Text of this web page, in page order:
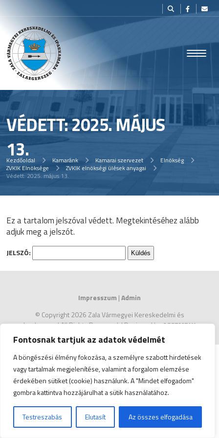
Fontosnak tartjuk az adatok védelmét
A böngészési élmény fokozása, a személyre szabott hirdetések
vagy tartalmak megjelenítése, valamint a forgalom elemzése
érdekében sütiket (cookie) használunk. A "Mindet elfogadom"
gombra kattintva hozzájárulhat a sütik használatához.
Testreszabás Elutasít Az összes elfogadása
VÉDETT: 2025. MÁJUS
13.
Kezdőoldal Kamaránk Kamarai szervezet
Elnökség
ZVKIK Elnöksége
ZVKIK elnökségi ülések anyagai
Védett: 2025. május 13.
Ez a tartalom jelszóval védett. Megtekintéséhez alább
adjuk meg a jelszót.
JELSZÓ:
Impresszum |Admin
© Copyright 2026 Zala Vármegyei Kereskedelmi és
Iparkamara | All Rights Reserved. | Designed byASSEMBLY